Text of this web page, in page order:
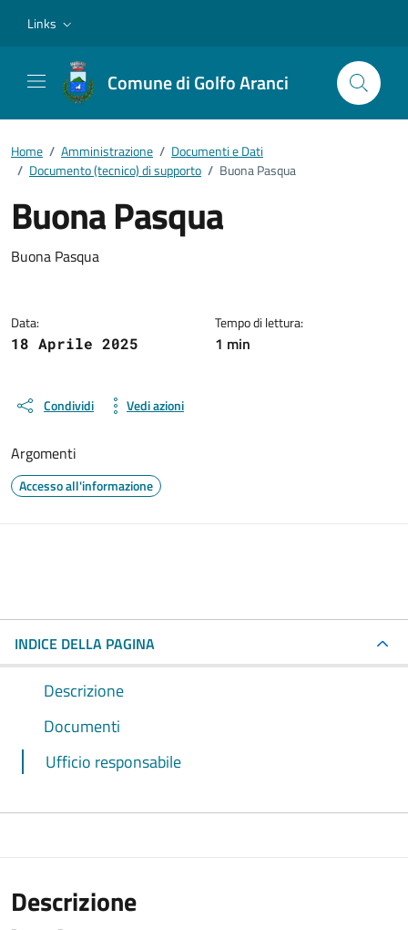
Links
Comune di Golfo Aranci
Home / Amministrazione / Documenti e Dati
/ Documento (tecnico) di supporto / Buona Pasqua
Buona Pasqua
Dettagli del documento
Buona Pasqua
Data:
18 Aprile 2025
Tempo di lettura:
1 min
Condividi Vedi azioni
Argomenti
Accesso all'informazione
INDICE DELLA PAGINA
Descrizione
Documenti
Ufficio responsabile
Descrizione